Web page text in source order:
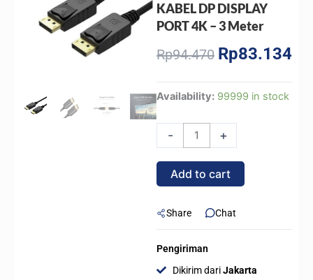
KABEL DP DISPLAY
PORT 4K – 3 Meter
Rp94.470 Original
Rp94.470.
Rp83.134
Availability: 99999 in stock
-
KABEL
UNITEK
DISPLAYPORT
1.2
-
KABEL
DISPLAY
4K
+
Add to cart
Share Chat
Pengiriman
Dikirim dariJakarta